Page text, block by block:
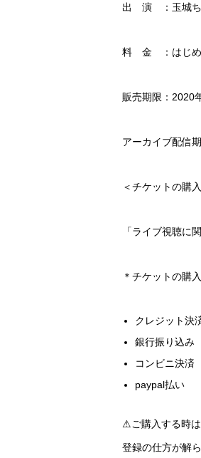
出 演 ：玉城ち
料 金 ：はじめ
販売期限：2020
アーカイブ配信
＜チケットの購
「ライブ視聴に
＊チケットの購
クレジット決
銀行振り込み
コンビニ決済
paypal払い
⚠︎ご購入する時は
登録の仕方が解